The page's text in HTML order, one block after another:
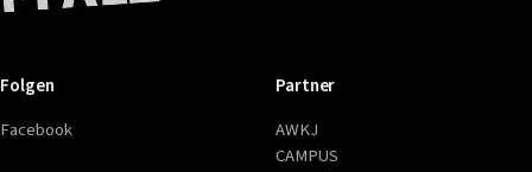
Folgen
Facebook
Partner
AWKJ
CAMPUS